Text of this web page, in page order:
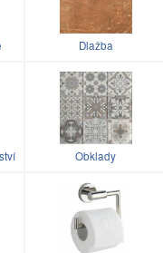
Dlažba
Obklady